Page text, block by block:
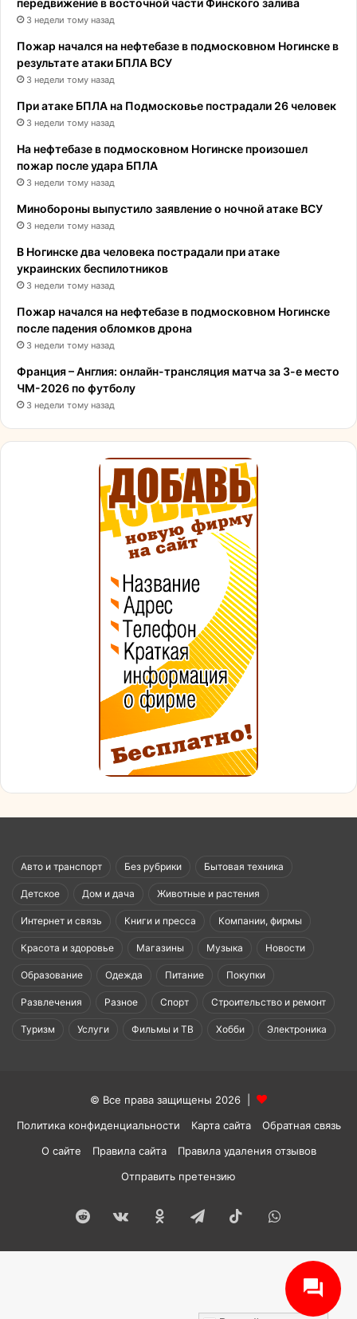
3 недели тому назад
Пожар начался на нефтебазе в подмосковном Ногинске в
результате атаки БПЛА ВСУ
3 недели тому назад
При атаке БПЛА на Подмосковье пострадали 26 человек
3 недели тому назад
На нефтебазе в подмосковном Ногинске произошел
пожар после удара БПЛА
3 недели тому назад
Минобороны выпустило заявление о ночной атаке ВСУ
3 недели тому назад
В Ногинске два человека пострадали при атаке
украинских беспилотников
3 недели тому назад
Пожар начался на нефтебазе в подмосковном Ногинске
после падения обломков дрона
3 недели тому назад
Франция – Англия: онлайн-трансляция матча за 3-е место
ЧМ-2026 по футболу
3 недели тому назад
Авто и транспорт Без рубрики Бытовая техника
Детское Дом и дача Животные и растения
Интернет и связь Книги и пресса Компании, фирмы
Красота и здоровье Магазины Музыка Новости
Образование Одежда Питание Покупки
Развлечения Разное Спорт Строительство и ремонт
Туризм Услуги Фильмы и ТВ Хобби Электроника
© Все права защищены 2026 |
Политика конфиденциальности
Карта сайта
Обратная связь
О сайте
Правила сайта
Правила удаления отзывов
Отправить претензию
Reddit vk.comОдноклассники
TelegramTikTokWhatsApp